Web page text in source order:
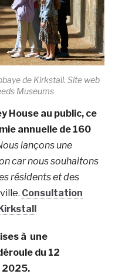
de Kirkstall. Site web
Museums
House au public, ce
annuelle de 160
lançons une
car nous souhaitons
résidents et des
Consultation
à une
du 12
2025.